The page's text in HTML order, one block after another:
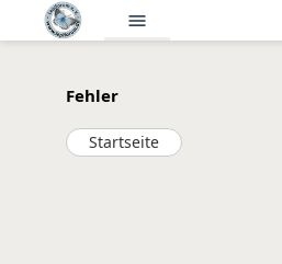
menu
Fehler
Startseite